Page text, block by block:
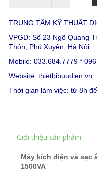
TRUNG TÂM KỸ THUẬT
VPGD: Số 23 Ngõ Quang
Thôn, Phú Xuyên, Hà Nội
Mobile: 033.684.7779 *
Website: thietbibuudien.vn
Thời gian làm việc: từ 8h
Giới thiệu sản phẩm
Máy kích điện và sạc
1500VA